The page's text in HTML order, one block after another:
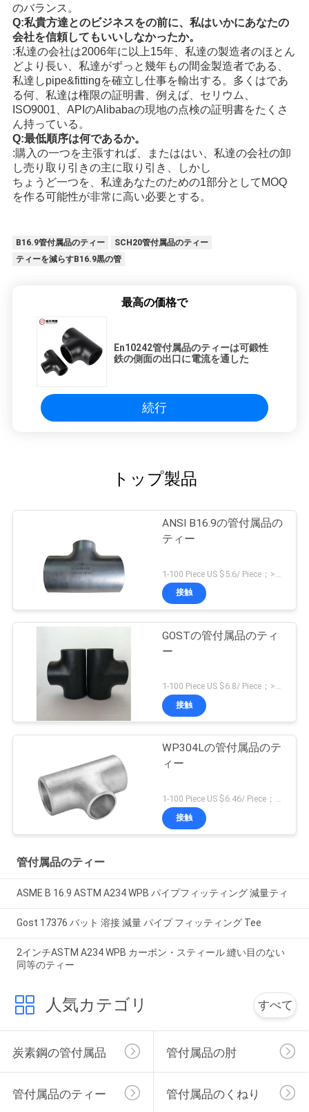
のバランス。
Q:私貴方達とのビジネスをの前に、私はいかにあなたの
会社を信頼してもいいしなかったか。
:私達の会社は2006年に以上15年、私達の製造者のほとん
どより長い、私達がずっと幾年もの間金製造者である、
私達しpipe&fittingを確立し仕事を輸出する。多くはであ
る何、私達は権限の証明書、例えば、セリウム、
ISO9001、APIのAlibabaの現地の点検の証明書をたくさ
ん持っている。
Q:最低順序は何であるか。
:購入の一つを主張すれば、またははい、私達の会社の卸
し売り取り引きの主に取り引き、しかし
ちょうど一つを、私達あなたのための1部分としてMOQ
を作る可能性が非常に高い必要とする。
B16.9管付属品のティー
SCH20管付属品のティー
ティーを減らすB16.9黒の管
最高の価格で
En10242管付属品のティーは可鍛性
鉄の側面の出口に電流を通した
続行
トップ製品
ANSI B16.9の管付属品の
ティー
接触
GOSTの管付属品のティ
ー
1-100 Piece US $6.8/ Piece；>100 Pieces US $5.4/ Piece MOQ:1部分
接触
WP304Lの管付属品のテ
ィー
1-100 Piece US $6.46/ Piece；>100 Pieces US $5.28/ Piece MOQ:1部分
接触
管付属品のティー
ASME B 16.9 ASTM A234 WPB パイプフィッティング 減量ティ
Gost 17376 バット 溶接 減量 パイプ フィッティング Tee
2インチASTM A234 WPB カーボン・スティール 縫い目のない
同等のティー
人気カテゴリ すべて
炭素鋼の管付属品 管付属品の肘
管付属品のティー 管付属品のくねり